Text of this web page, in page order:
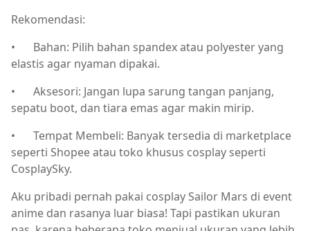
Rekomendasi:
•
Bahan: Pilih bahan spandex atau polyester yang
elastis agar nyaman dipakai.
•
Aksesori: Jangan lupa sarung tangan panjang,
sepatu boot, dan tiara emas agar makin mirip.
•
Tempat Membeli: Banyak tersedia di marketplace
seperti Shopee atau toko khusus cosplay seperti
CosplaySky.
Aku pribadi pernah pakai cosplay Sailor Mars di event
anime dan rasanya luar biasa! Tapi pastikan ukuran